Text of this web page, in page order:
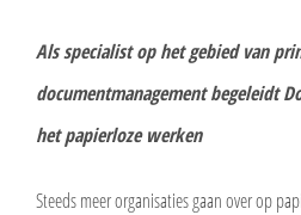
Als specialist op het gebied van
documentmanagement begeleidt
het papierloze werken
Steeds meer organisaties gaan over op